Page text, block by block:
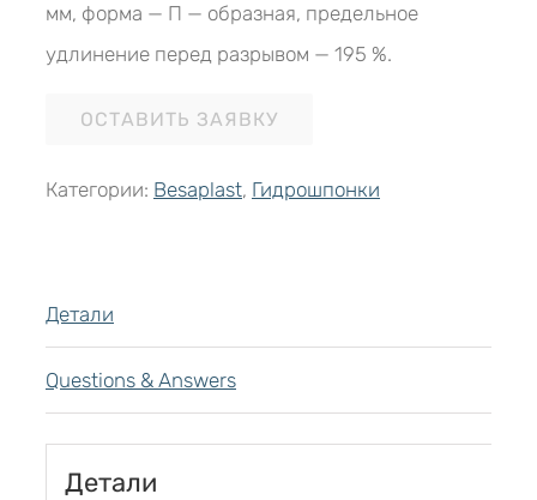
мм, форма — П — образная, предельное
удлинение перед разрывом — 195 %.
ОСТАВИТЬ ЗАЯВКУ
Категории: Besaplast, Гидрошпонки
Детали
Questions & Answers
Детали